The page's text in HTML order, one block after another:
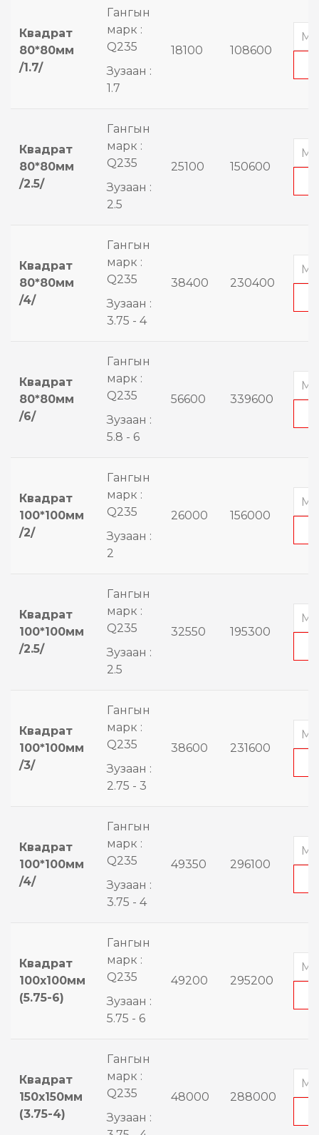
Квадрат
80*80мм
/1.7/
Гангын
марк :
Q235
Зузаан :
1.7
18100 108600
Квадрат
80*80мм
/2.5/
Гангын
марк :
Q235
Зузаан :
2.5
25100 150600
Квадрат
80*80мм
/4/
Гангын
марк :
Q235
Зузаан :
3.75 - 4
38400 230400
Квадрат
80*80мм
/6/
Гангын
марк :
Q235
Зузаан :
5.8 - 6
56600 339600
Квадрат
100*100мм
/2/
Гангын
марк :
Q235
Зузаан :
2
26000 156000
Квадрат
100*100мм
/2.5/
Гангын
марк :
Q235
Зузаан :
2.5
32550 195300
Квадрат
100*100мм
/3/
Гангын
марк :
Q235
Зузаан :
2.75 - 3
38600 231600
Квадрат
100*100мм
/4/
Гангын
марк :
Q235
Зузаан :
3.75 - 4
49350 296100
Квадрат
100x100мм
(5.75-6)
Гангын
марк :
Q235
Зузаан :
5.75 - 6
49200 295200
Квадрат
150x150мм
(3.75-4)
Гангын
марк :
Q235
Зузаан :
48000 288000